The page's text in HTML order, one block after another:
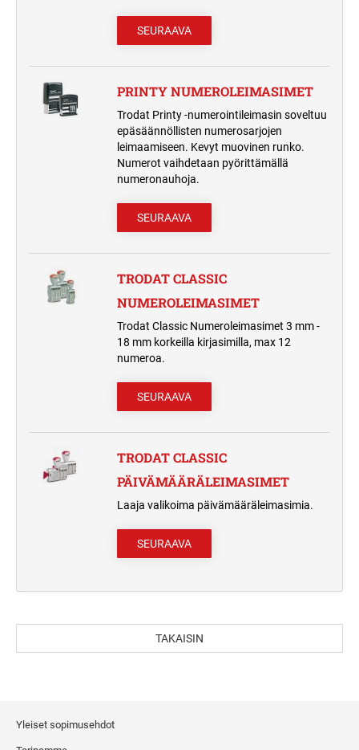
SEURAAVA
PRINTY NUMEROLEIMASIMET
Trodat Printy -numerointileimasin soveltuu
epäsäännöllisten numerosarjojen
leimaamiseen. Kevyt muovinen runko.
Numerot vaihdetaan pyörittämällä
numeronauhoja.
SEURAAVA
TRODAT CLASSIC
NUMEROLEIMASIMET
Trodat Classic Numeroleimasimet 3 mm -
18 mm korkeilla kirjasimilla, max 12
numeroa.
SEURAAVA
TRODAT CLASSIC
PÄIVÄMÄÄRÄLEIMASIMET
Laaja valikoima päivämääräleimasimia.
SEURAAVA
TAKAISIN
Yleiset sopimusehdot